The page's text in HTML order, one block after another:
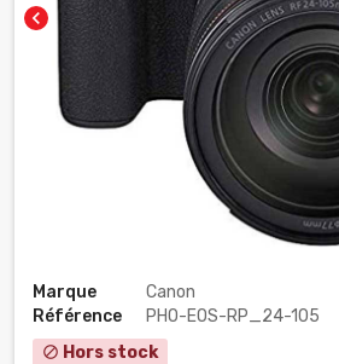
chevron_left
Marque
Canon
Référence
PHO-EOS-RP_24-105
block Hors stock